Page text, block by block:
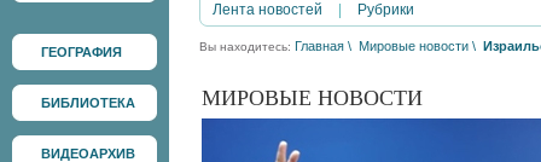
ГЕОГРАФИЯ
БИБЛИОТЕКА
ВИДЕОАРХИВ
Лента новостей Рубрики
Вы находитесь: Главная \ Мировые новости \
МИРОВЫЕ НОВОСТИ